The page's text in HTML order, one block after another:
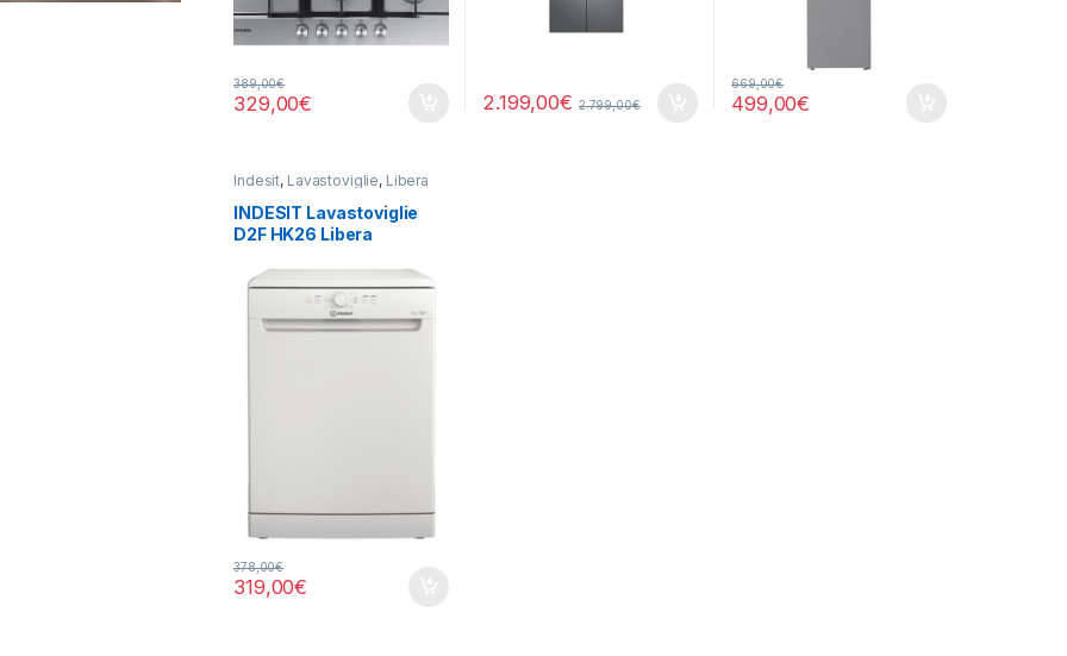
329,00€
389,00€
2.199,00€ 2.799,00€ 499,00€
669,00€
Indesit, Lavastoviglie, Libera
Installazione
INDESIT Lavastoviglie
D2F HK26 Libera
319,00€
378,00€